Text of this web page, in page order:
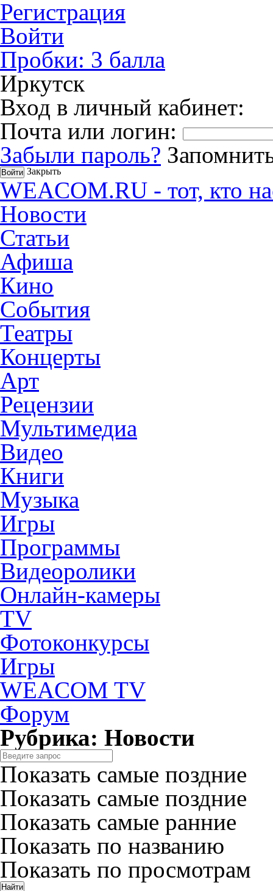
Регистрация
Войти
Пробки: 3 балла
Иркутск
Вход в личный кабинет:
Почта или логин:
Забыли пароль?
Закрыть
WEACOM.RU - тот, кто
Новости
Статьи
Афиша
Кино
События
Театры
Концерты
Арт
Рецензии
Мультимедиа
Видео
Книги
Музыка
Игры
Программы
Видеоролики
Онлайн-камеры
TV
Фотоконкурсы
Игры
WEACOM TV
Форум
Рубрика: Новости
Показать самые поздние
Показать самые поздние
Показать самые ранние
Показать по названию
Показать по просмотрам